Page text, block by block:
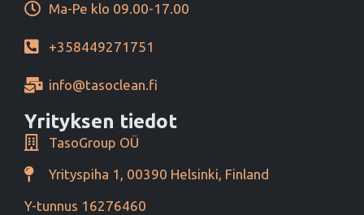
Ma-Pe klo 09.00-17.00
+358449271751
info@tasoclean.fi
Yrityksen tiedot
TasoGroup OÜ
Yrityspiha 1, 00390 Helsinki, Finland
Y-tunnus 16276460